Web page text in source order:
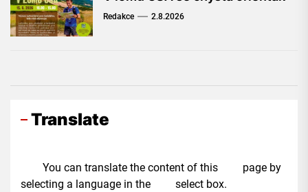
Redakce 2.8.2026
Translate
You can translate the content of this page by
selecting a language in the select box.